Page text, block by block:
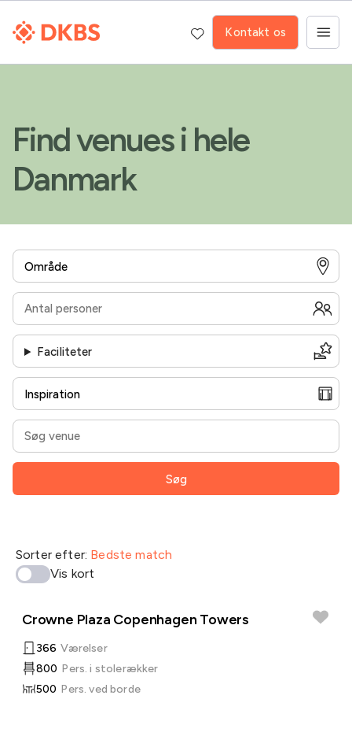
Kontakt os
Find venues i hele
Danmark
Faciliteter
Søg
Sorter efter: Bedste match
Vis kort
Crowne Plaza Copenhagen Towers
366 Værelser
800 Pers. i stolerækker
500 Pers. ved borde